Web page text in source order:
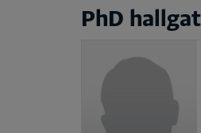
PhD